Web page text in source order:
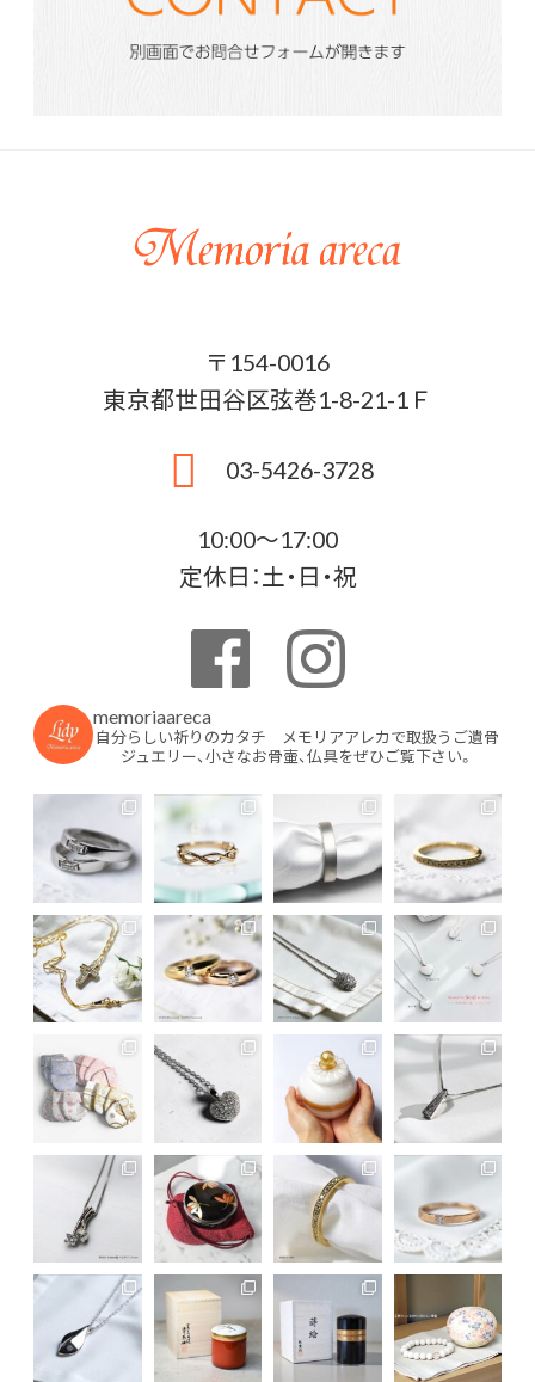
〒154-0016
東京都世田谷区弦巻1-8-21-1Ｆ
03-5426-3728
10:00〜17:00
定休日：土・日・祝
memoriaareca
自分らしい祈りのカタチ メモリアアレカで取扱うご遺骨
ジュエリー、小さなお骨壷、仏具をぜひご覧下さい。